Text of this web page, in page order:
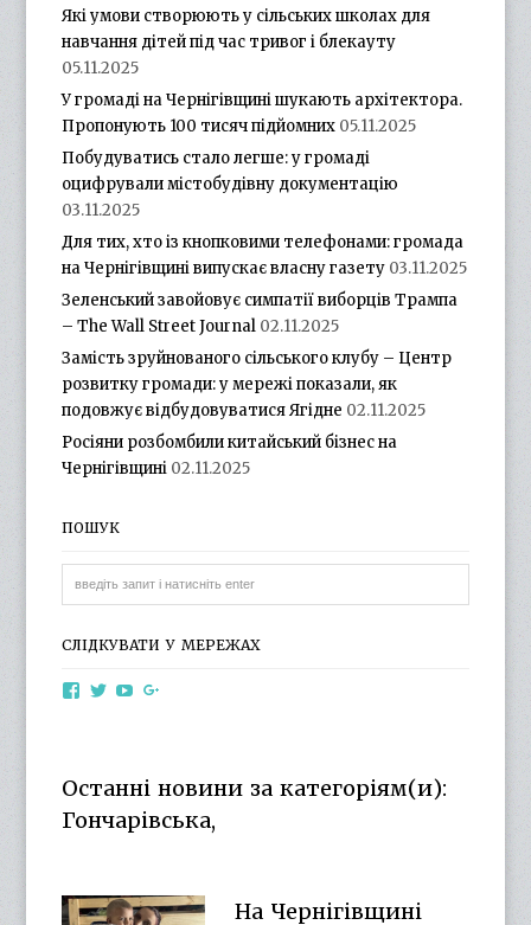
Які умови створюють у сільських школах для
навчання дітей під час тривог і блекауту
05.11.2025
У громаді на Чернігівщині шукають архітектора.
Пропонують 100 тисяч підйомних 05.11.2025
Побудуватись стало легше: у громаді
оцифрували містобудівну документацію
03.11.2025
Для тих, хто із кнопковими телефонами: громада
на Чернігівщині випускає власну газету 03.11.2025
Зеленський завойовує симпатії виборців Трампа
– The Wall Street Journal 02.11.2025
Замість зруйнованого сільського клубу – Центр
розвитку громади: у мережі показали, як
подовжує відбудовуватися Ягідне 02.11.2025
Росіяни розбомбили китайський бізнес на
Чернігівщині 02.11.2025
ПОШУК
СЛІДКУВАТИ У МЕРЕЖАХ
ViewViewView
YouTube
Останні новини за категоріям(и):
Гончарівська,
На Чернігівщині